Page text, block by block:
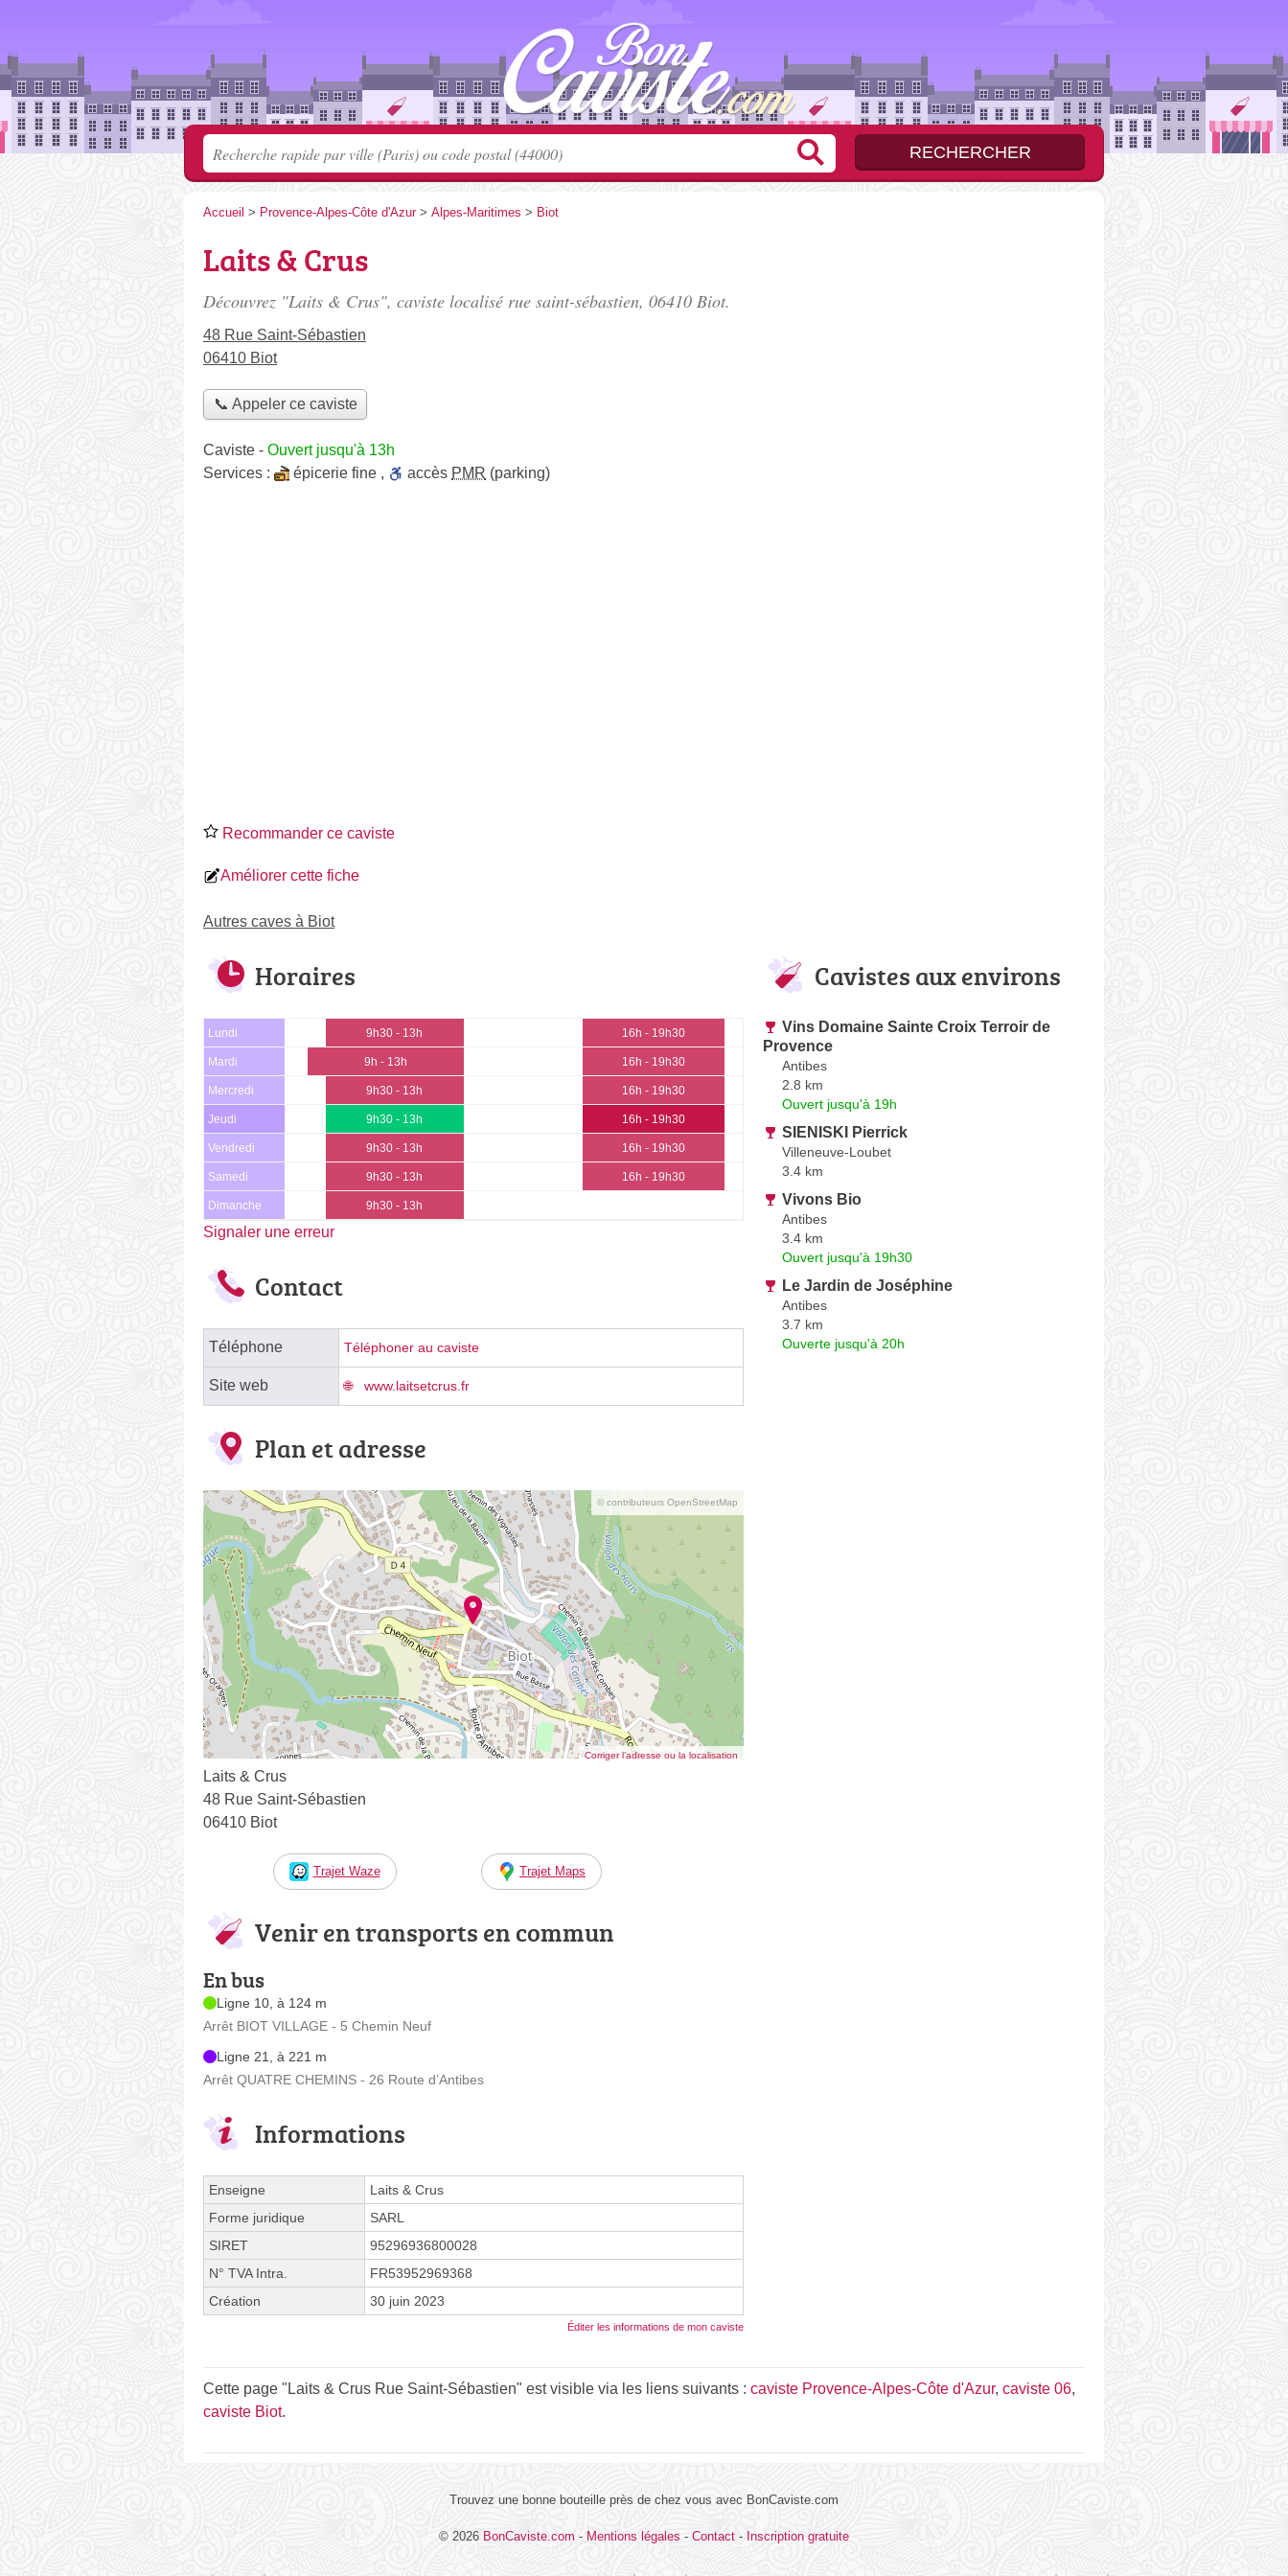
Accueil > Provence-Alpes-Côte d'Azur> Alpes-Maritimes > Biot
Laits & Crus
Découvrez "Laits & Crus", caviste localisé rue saint-sébastien, 06410 Biot.
48 Rue Saint-Sébastien
06410 Biot
📞 Appeler ce caviste
Caviste - Ouvert jusqu'à 13h
Services :
épicerie fine , accès PMR (parking)
Recommander ce caviste
Améliorer cette fiche
Autres caves à Biot
Horaires
Lundi 9h30 - 13h 16h - 19h30
Mardi 9h - 13h 16h - 19h30
Mercredi 9h30 - 13h 16h - 19h30
Jeudi 9h30 - 13h 16h - 19h30
Vendredi 9h30 - 13h 16h - 19h30
Samedi 9h30 - 13h 16h - 19h30
Dimanche 9h30 - 13h
Signaler une erreur
Contact
Téléphone Téléphoner au caviste
Site web www.laitsetcrus.fr
Plan et adresse
© contributeurs OpenStreetMap
Corriger l’adresse ou la localisation
Laits & Crus
48 Rue Saint-Sébastien
06410 Biot
Trajet Waze Trajet Maps
Venir en transports en commun
En bus
Ligne 10, à 124 m
Arrêt BIOT VILLAGE - 5 Chemin Neuf
Ligne 21, à 221 m
Arrêt QUATRE CHEMINS - 26 Route d’Antibes
Informations
Enseigne
Laits & Crus
Forme juridique
SARL
SIRET
95296936800028
N° TVA Intra.
FR53952969368
Création
30 juin 2023
Éditer les informations de mon caviste
Cavistes aux environs
Vins Domaine Sainte Croix Terroir de
Provence
Antibes
2.8 km
Ouvert jusqu'à 19h
SIENISKI Pierrick
Villeneuve-Loubet
3.4 km
Vivons Bio
Antibes
3.4 km
Ouvert jusqu'à 19h30
Le Jardin de Joséphine
Antibes
3.7 km
Ouverte jusqu'à 20h
Cette page "Laits & Crus Rue Saint-Sébastien" est visible via les liens suivants : caviste Provence-Alpes-Côte d'Azur, caviste 06,
caviste Biot.
Trouvez une bonne bouteille près de chez vous avec BonCaviste.com
© 2026 BonCaviste.com - Mentions légales - Contact - Inscription gratuite